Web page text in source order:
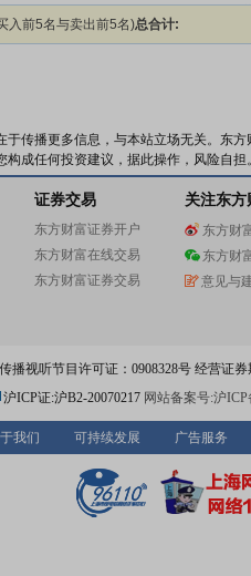
入前5名与卖出前5名)总合计:
于传播更多信息，与本站立场无关。东
成任何投资建议，据此操作，风险自担